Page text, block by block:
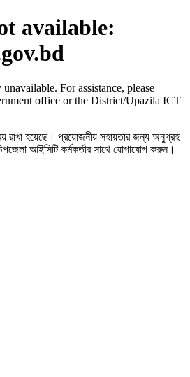
available:
For assistance, please
office or the District/Upazila ICT
রাখা হয়েছে। প্রয়োজনীয় সহায়তার জন্য অনুগ্রহ
আইসিটি কর্মকর্তার সাথে যোগাযোগ করুন।